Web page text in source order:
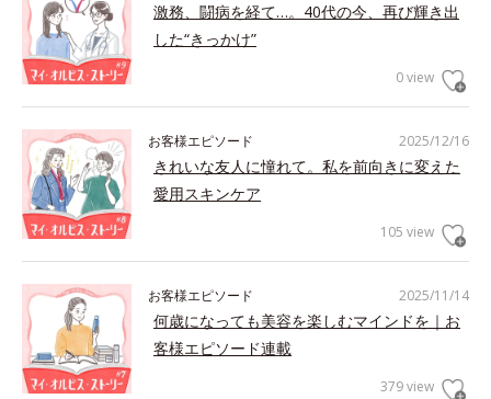
激務、闘病を経て…。40代の今、再び輝き出
した“きっかけ”
0 view
2025/12/16
お客様エピソード
きれいな友人に憧れて。私を前向きに変えた
愛用スキンケア
105 view
2025/11/14
お客様エピソード
何歳になっても美容を楽しむマインドを｜お
客様エピソード連載
379 view